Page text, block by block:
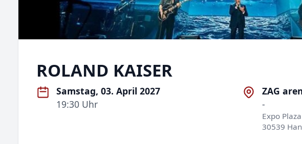
ROLAND KAISER
Samstag, 03. April 2027
19:30 Uhr
ZAG
-
Expo
30539